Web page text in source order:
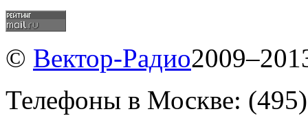
© Вектор-Радио
Телефоны в Москве: